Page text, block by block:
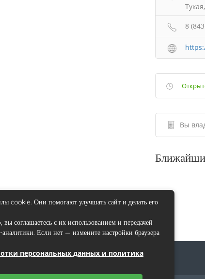
8
Вы
соглашение Карта сайта
cookie. Они помогают улучшать сайт и делать его
соглашаетесь с их использованием и передачей
Если нет — измените настройки браузера
персональных данных и политика